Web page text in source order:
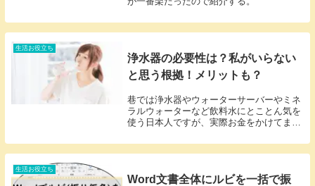
生活お役立ち
浄水器の必要性は？私がいらない
と思う根拠！メリットも？
巷では浄水器やウォーターサーバーやミネ
ラルウォーターなど飲料水にとことん気を
使う日本人ですが、実際お金をかけてまで
身近な浄水器についてその必要性を検討し
てみました。結論から言うと「浄水器は必
生活お役立ち
Word文書全体にルビを一括で振